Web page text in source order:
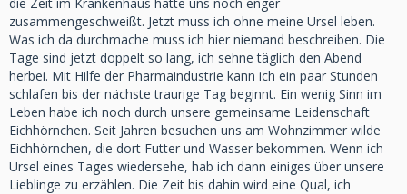
zusammengeschweißt. Jetzt muss ich ohne meine Ursel leben.
Was ich da durchmache muss ich hier niemand beschreiben. Die
Tage sind jetzt doppelt so lang, ich sehne täglich den Abend
herbei. Mit Hilfe der Pharmaindustrie kann ich ein paar Stunden
schlafen bis der nächste traurige Tag beginnt. Ein wenig Sinn im
Leben habe ich noch durch unsere gemeinsame Leidenschaft
Eichhörnchen. Seit Jahren besuchen uns am Wohnzimmer wilde
Eichhörnchen, die dort Futter und Wasser bekommen. Wenn ich
Ursel eines Tages wiedersehe, hab ich dann einiges über unsere
Lieblinge zu erzählen. Die Zeit bis dahin wird eine Qual, ich